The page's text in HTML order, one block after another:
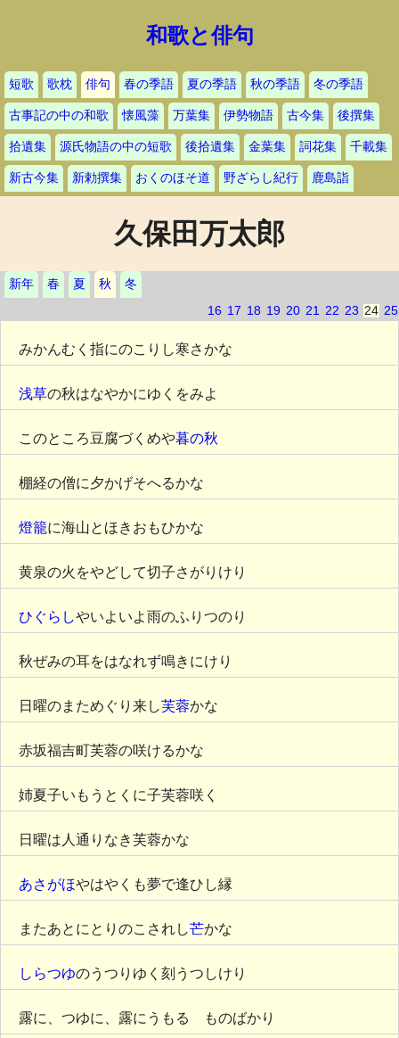
和歌と俳句
短歌 歌枕 俳句 春の季語 夏の季語 秋の季語 冬の季語
古事記の中の和歌 懐風藻 万葉集 伊勢物語 古今集 後撰集
拾遺集 源氏物語の中の短歌 後拾遺集 金葉集 詞花集 千載集
新古今集 新勅撰集 おくのほそ道 野ざらし紀行 鹿島詣
久保田万太郎
新年 春 夏 秋
冬
16 17 18 19 20 21 22 23 24 25
みかんむく指にのこりし寒さかな
浅草の秋はなやかにゆくをみよ
このところ豆腐づくめや暮の秋
棚経の僧に夕かげそへるかな
燈籠に海山とほきおもひかな
黄泉の火をやどして切子さがりけり
ひぐらしやいよいよ雨のふりつのり
秋ぜみの耳をはなれず鳴きにけり
日曜のまためぐり来し芙蓉かな
赤坂福吉町芙蓉の咲けるかな
姉夏子いもうとくに子芙蓉咲く
日曜は人通りなき芙蓉かな
あさがほやはやくも夢で逢ひし縁
またあとにとりのこされし芒かな
しらつゆのうつりゆく刻うつしけり
露に、つゆに、露にうもるゝものばかり